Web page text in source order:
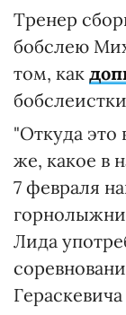
Тренер
бобслею
том, как
"Откуда это
же, какое в
7 февраля
Лида
Гераскевича